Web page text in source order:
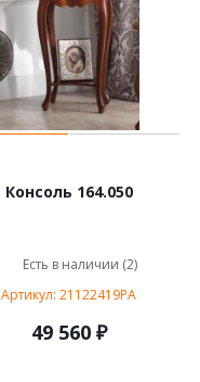
Консоль 164.050
Есть в наличии (2)
Артикул: 21122419PA
49 560 ₽